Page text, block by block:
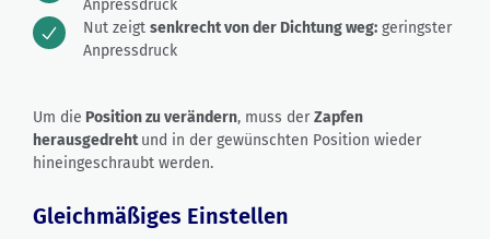
Anpressdruck
Nut zeigt senkrecht von der Dichtung weg: geringster
Anpressdruck
Um die Position zu verändern, muss derZapfen
herausgedrehtund in der gewünschten Position wieder
hineingeschraubt werden.
Gleichmäßiges Einstellen